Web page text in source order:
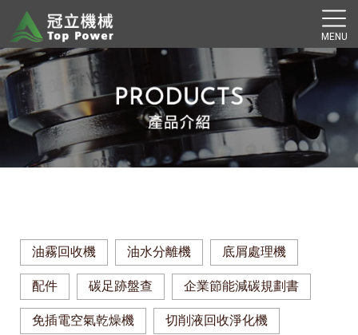
油霧回收機 油水分離機 底屑處理機
配件 碳足跡盤查 企業節能減碳規劃書
免插電空氣乾燥機 切削液回收淨化機